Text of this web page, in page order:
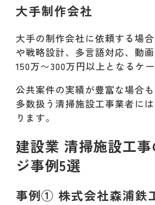
大手制作会社
大手の制作会社に依頼する場
や戦略設計、多言語対応、動
150万〜300万円以上となるケ
公共案件の実績が豊富な場合
多数扱う清掃施設工事業者に
ります。
建設業 清掃施設工
ジ事例5選
事例① 株式会社森浦鉄